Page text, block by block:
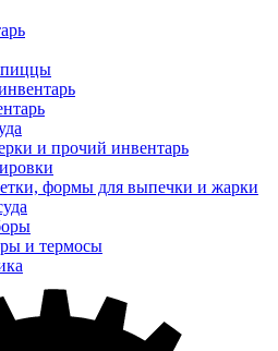
пиццы
и прочий инвентарь
формы для выпечки и жарки
и термосы